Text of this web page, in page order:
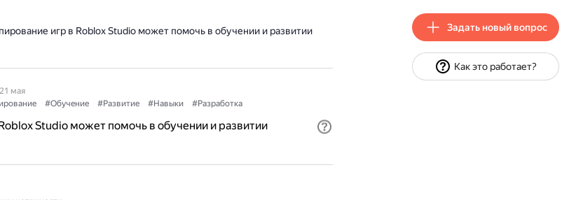
игр в Roblox Studio может помочь в обучении и развитии
21 мая
#Обучение #Развитие #Навыки #Разработка
Studio может помочь в обучении и развитии
Задать новый вопрос
Как это работает?